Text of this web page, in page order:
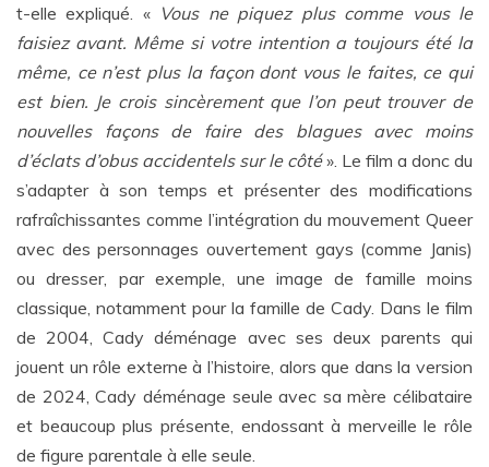
t-elle expliqué. « Vous ne piquez plus comme vous le
faisiez avant. Même si votre intention a toujours été la
même, ce n’est plus la façon dont vous le faites, ce qui
est bien. Je crois sincèrement que l’on peut trouver de
nouvelles façons de faire des blagues avec moins
d’éclats d’obus accidentels sur le côté». Le film a donc du
s’adapter à son temps et présenter des modifications
rafraîchissantes comme l’intégration du mouvement Queer
avec des personnages ouvertement gays (comme Janis)
ou dresser, par exemple, une image de famille moins
classique, notamment pour la famille de Cady. Dans le film
de 2004, Cady déménage avec ses deux parents qui
jouent un rôle externe à l’histoire, alors que dans la version
de 2024, Cady déménage seule avec sa mère célibataire
et beaucoup plus présente, endossant à merveille le rôle
de figure parentale à elle seule.